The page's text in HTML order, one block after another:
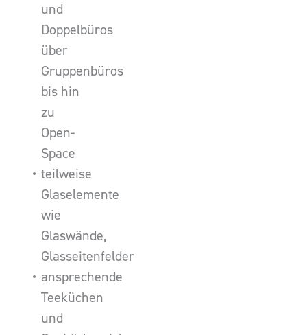
und
Doppelbüros
über
Gruppenbüros
bis hin
zu
Open-
Space
teilweise
Glaselemente
wie
Glaswände,
Glasseitenfelder
ansprechende
Teeküchen
und